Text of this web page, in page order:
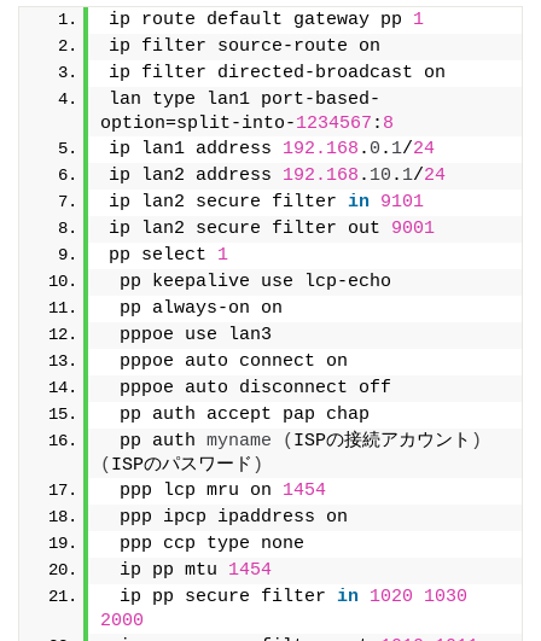
ip route default gateway pp 1
ip filter source-route on
ip filter directed-broadcast on
lan type lan1 port-based-
option=split-into-1234567 : 8
ip lan1 address 192.168 . 0 . 1/24
ip lan2 address 192.168 . 10 . 1/24
ip lan2 secure filter in 9101
ip lan2 secure filter out 9001
pp select 1
pp keepalive use lcp-echo
pp always-on on
pppoe use lan3
pppoe auto connect on
pppoe auto disconnect off
pp auth accept pap chap
pp auth myname ( ISPの接続アカウント )
( ISPのパスワード )
ppp lcp mru on 1454
ppp ipcp ipaddress on
ppp ccp type none
ip pp mtu 1454
ip pp secure filter in 1020
1030
2000